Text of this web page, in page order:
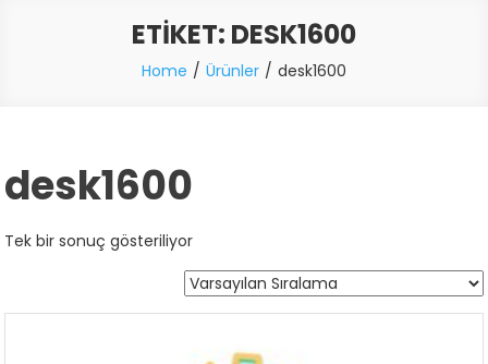
ETIKET: DESK1600
Home Ürünler desk1600
desk1600
Tek bir sonuç gösteriliyor